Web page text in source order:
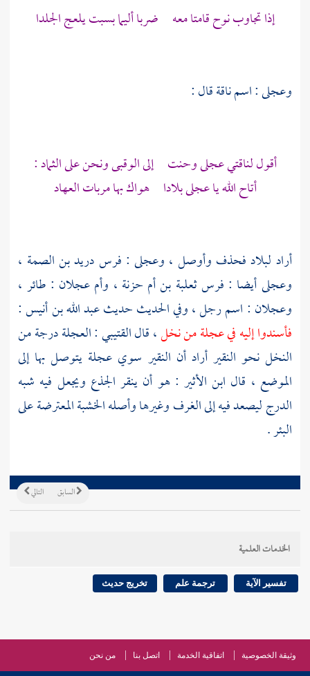
إذا تجاوب نوح قامتا معه ضربا أليما بسبت يلعج الجلدا
وعجلى : اسم ناقة قال :
أقول لناقتي عجلى وحنت إلى الوقبى ونحن على الثماد :
أتاح الله يا عجلى بلادا هواك بها مربات العهاد
أراد لبلاد فحذف وأوصل ، وعجلى : فرسدريد بن الصمة ،
وعجلى أيضا : فرسثعلبة بن أم حزنة ، وأم عجلان : طائر ،
وعجلان : اسم رجل ، وفي الحديث حديثعبد الله بن أنيس:
فأسندوا إليه في عجلة من نخل، قالالقتيبي: العجلة درجة من
النخل نحو النقير أراد أن النقير سوي عجلة يتوصل بها إلى
الموضع ، قال ابن الأثير : هو أن ينقر الجذع ويجعل فيه شبه
الدرج ليصعد فيه إلى الغرف وغيرها وأصله الخشبة المعترضة على
البئر .
التالي السابق
الخدمات العلمية
تفسير الآية ترجمة علم تخريج حديث
وثيقة الخصوصية اتفاقية الخدمة اتصل بنا من نحن